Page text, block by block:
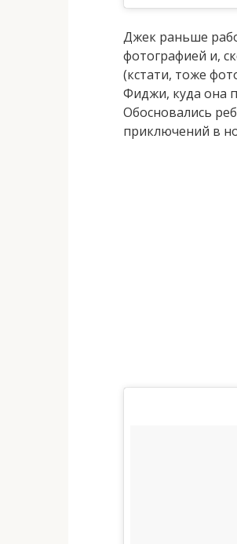
Джек раньше
фотографией и,
(кстати, тоже
Фиджи, куда она
Обосновались
приключений в